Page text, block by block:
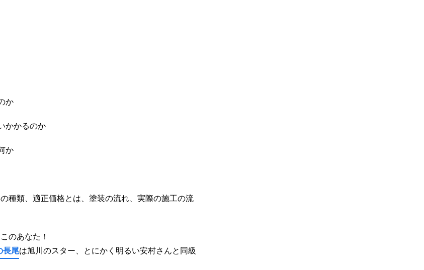
か
かかるのか
か
種類、適正価格とは、塗装の流れ、実際の施工の流
のあなた！
長尾は旭川のスター、とにかく明るい安村さんと同級